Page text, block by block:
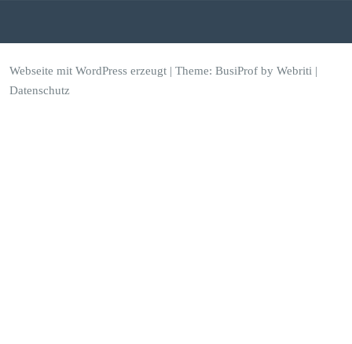
Webseite mit WordPress erzeugt | Theme: BusiProf by Webriti |
Datenschutz